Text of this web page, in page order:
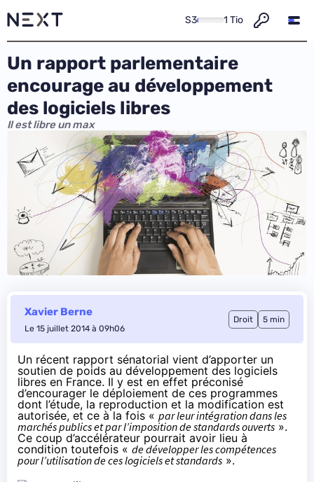
S3 1 Tio
Un rapport parlementaire
encourage au développement
des logiciels libres
Il est libre un max
Xavier Berne
Le 15 juillet 2014 à 09h06
Droit 5 min
Un récent rapport sénatorial vient d’apporter un
soutien de poids au développement des logiciels
libres en France. Il y est en effet préconisé
d’encourager le déploiement de ces programmes
dont l’étude, la reproduction et la modification est
autorisée, et ce à la fois « par leur intégration dans les
marchés publics et par l’imposition de standards ouverts ».
Ce coup d’accélérateur pourrait avoir lieu à
condition toutefois « de développer les compétences
pour l’utilisation de ces logiciels et standards ».